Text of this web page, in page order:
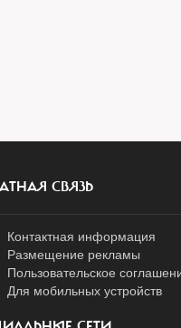
СВЯЗЬ
Контактная информация
Размещение рекламы
Пользовательское
Для мобильных устройств